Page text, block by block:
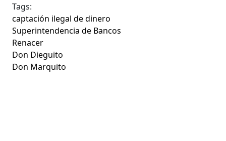
Tags:
captación ilegal de dinero
Superintendencia de Bancos
Renacer
Don Dieguito
Don Marquito